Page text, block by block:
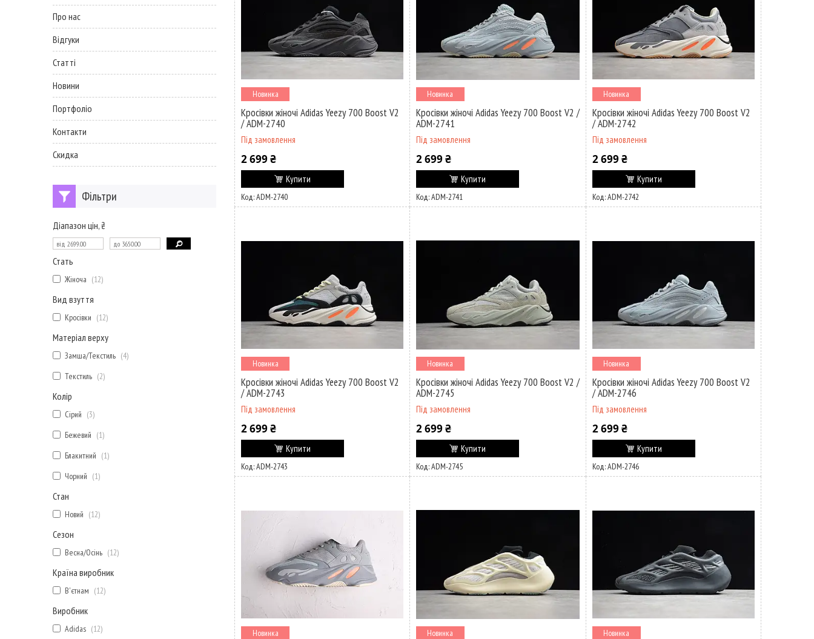
Новинка
Кросівки жіночі Adidas Yeezy 700 Boost V2
/ ADM-2740
Під замовлення
2 699 ₴
Купити
ADM-2740
Новинка
Кросівки жіночі Adidas Yeezy 700 Boost V2 /
ADM-2741
Під замовлення
2 699 ₴
Купити
ADM-2741
Новинка
Кросівки жіночі Adidas Yeezy 700 Boost V2
/ ADM-2742
Під замовлення
2 699 ₴
Купити
ADM-2742
Новинка
Кросівки жіночі Adidas Yeezy 700 Boost V2
/ ADM-2743
Під замовлення
2 699 ₴
Купити
ADM-2743
Новинка
Кросівки жіночі Adidas Yeezy 700 Boost V2 /
ADM-2745
Під замовлення
2 699 ₴
Купити
ADM-2745
Новинка
Кросівки жіночі Adidas Yeezy 700 Boost V2
/ ADM-2746
Під замовлення
2 699 ₴
Купити
ADM-2746
Новинка Новинка Новинка
Про нас
Відгуки
Статті
Новини
Портфоліо
Контакти
Скидка
Фільтри
Діапазон цін, ₴
Стать
Жіноча 12
Вид взуття
Кросівки 12
Матеріал верху
Замша/Текстиль
4
Текстиль
2
Колір
Сірий
3
Бежевий
1
Блакитний
1
Чорний
1
Стан
Новий 12
Сезон
Весна/Осінь 12
Країна виробник
В'єтнам 12
Виробник
Adidas 12